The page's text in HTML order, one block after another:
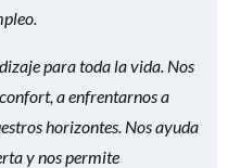
para toda la vida. Nos
a enfrentarnos a
horizontes. Nos ayuda
y nos permite